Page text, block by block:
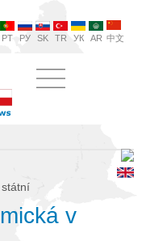
PT РУ SK TR УК AR 中文
v